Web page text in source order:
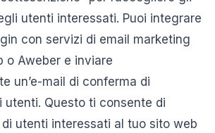
utenti interessati. Puoi integrare
con servizi di email marketing
o Aweber e inviare
un’e-mail di conferma di
utenti. Questo ti consente di
utenti interessati al tuo sito web